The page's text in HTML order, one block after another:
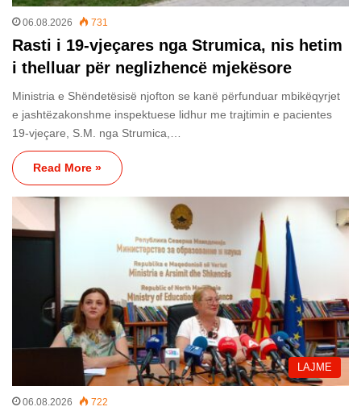
06.08.2026 731
Rasti i 19-vjeçares nga Strumica, nis hetim
i thelluar për neglizhencë mjekësore
Ministria e Shëndetësisë njofton se kanë përfunduar mbikëqyrjet
e jashtëzakonshme inspektuese lidhur me trajtimin e pacientes
19-vjeçare, S.M. nga Strumica,…
Read More »
LAJME
06.08.2026 722